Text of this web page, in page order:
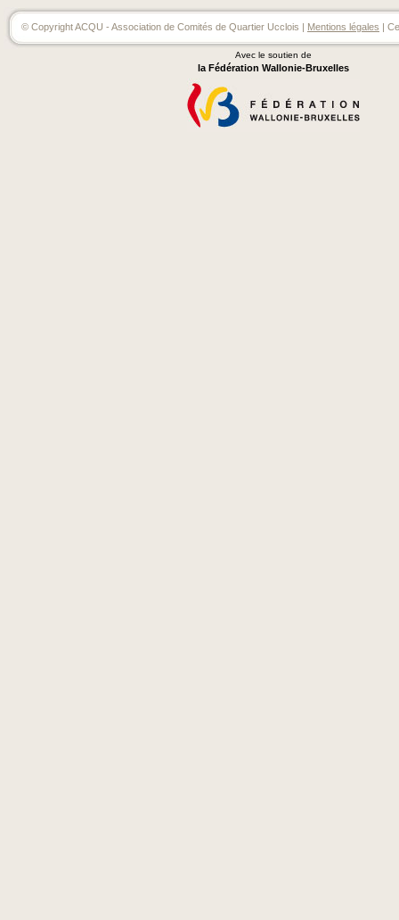
© Copyright ACQU - Association de Comités de Quartier Ucclois | Mentions légales |
Avec le soutien de
la Fédération Wallonie-Bruxelles